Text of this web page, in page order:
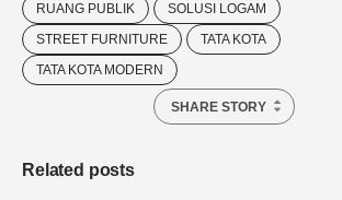
RUANG PUBLIK
SOLUSI LOGAM
STREET FURNITURE
TATA KOTA
TATA KOTA MODERN
SHARE STORY
Related posts